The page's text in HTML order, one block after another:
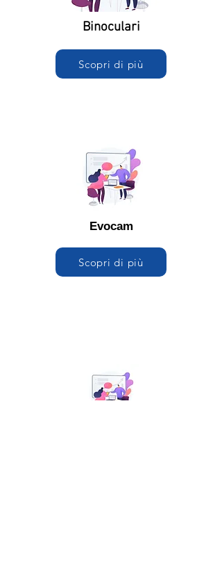
Binoculari
Scopri di più
Evocam
Scopri di più